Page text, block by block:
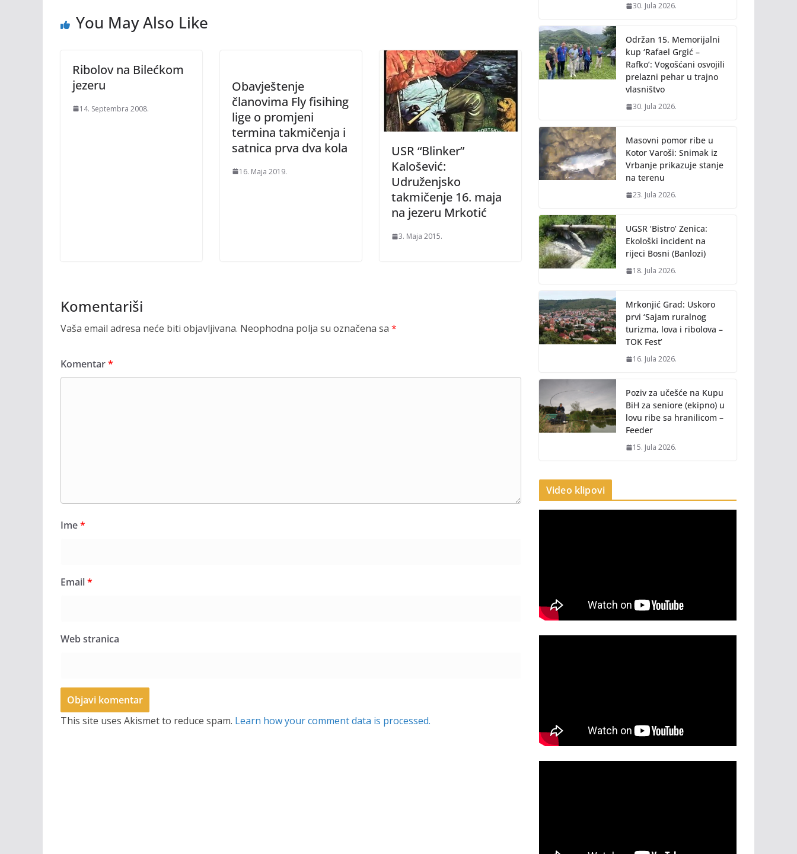
You May Also Like
Ribolov na Bilećkom
jezeru
14. Septembra 2008.
Obavještenje
članovima Fly fisihing
lige o promjeni
termina takmičenja i
satnica prva dva kola
16. Maja 2019.
USR “Blinker”
Kalošević:
Udruženjsko
takmičenje 16. maja
na jezeru Mrkotić
3. Maja 2015.
Komentariši
Vaša email adresa neće biti objavljivana. Neophodna polja su označena sa *
Komentar*
Ime*
Email*
Web stranica
This site uses Akismet to reduce spam. Learn how your comment data is processed.
30. Jula 2026.
Održan 15. Memorijalni
kup ‘Rafael Grgić –
Rafko’: Vogošćani osvojili
prelazni pehar u trajno
vlasništvo
30. Jula 2026.
Masovni pomor ribe u
Kotor Varoši: Snimak iz
Vrbanje prikazuje stanje
na terenu
23. Jula 2026.
UGSR ‘Bistro’ Zenica:
Ekološki incident na
rijeci Bosni (Banlozi)
18. Jula 2026.
Mrkonjić Grad: Uskoro
prvi ‘Sajam ruralnog
turizma, lova i ribolova –
TOK Fest’
16. Jula 2026.
Poziv za učešće na Kupu
BiH za seniore (ekipno) u
lovu ribe sa hranilicom –
Feeder
15. Jula 2026.
Video klipovi